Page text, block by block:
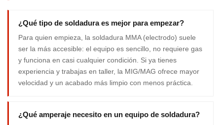
¿Qué tipo de soldadura es mejor para empezar?
Para quien empieza, la soldadura MMA (electrodo) suele
ser la más accesible: el equipo es sencillo, no requiere gas
y funciona en casi cualquier condición. Si ya tienes
experiencia y trabajas en taller, la MIG/MAG ofrece mayor
velocidad y un acabado más limpio con menos práctica.
¿Qué amperaje necesito en un equipo de soldadura?